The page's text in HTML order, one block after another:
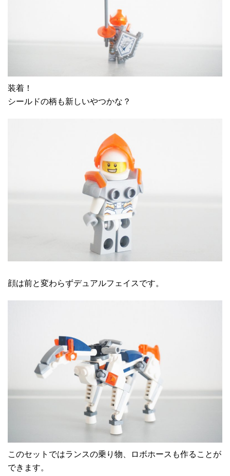
装着！
シールドの柄も新しいやつかな？
顔は前と変わらずデュアルフェイスです。
このセットではランスの乗り物、ロボホースも作ることが
できます。